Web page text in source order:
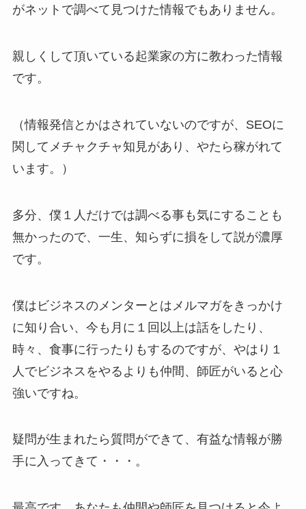
がネットで調べて見つけた情報でもありません。
親しくして頂いている起業家の方に教わった情報
です。
（情報発信とかはされていないのですが、SEOに
関してメチャクチャ知見があり、やたら稼がれて
います。）
多分、僕１人だけでは調べる事も気にすることも
無かったので、一生、知らずに損をして説が濃厚
です。
僕はビジネスのメンターとはメルマガをきっかけ
に知り合い、今も月に１回以上は話をしたり、
時々、食事に行ったりもするのですが、やはり１
人でビジネスをやるよりも仲間、師匠がいると心
強いですね。
疑問が生まれたら質問ができて、有益な情報が勝
手に入ってきて・・・。